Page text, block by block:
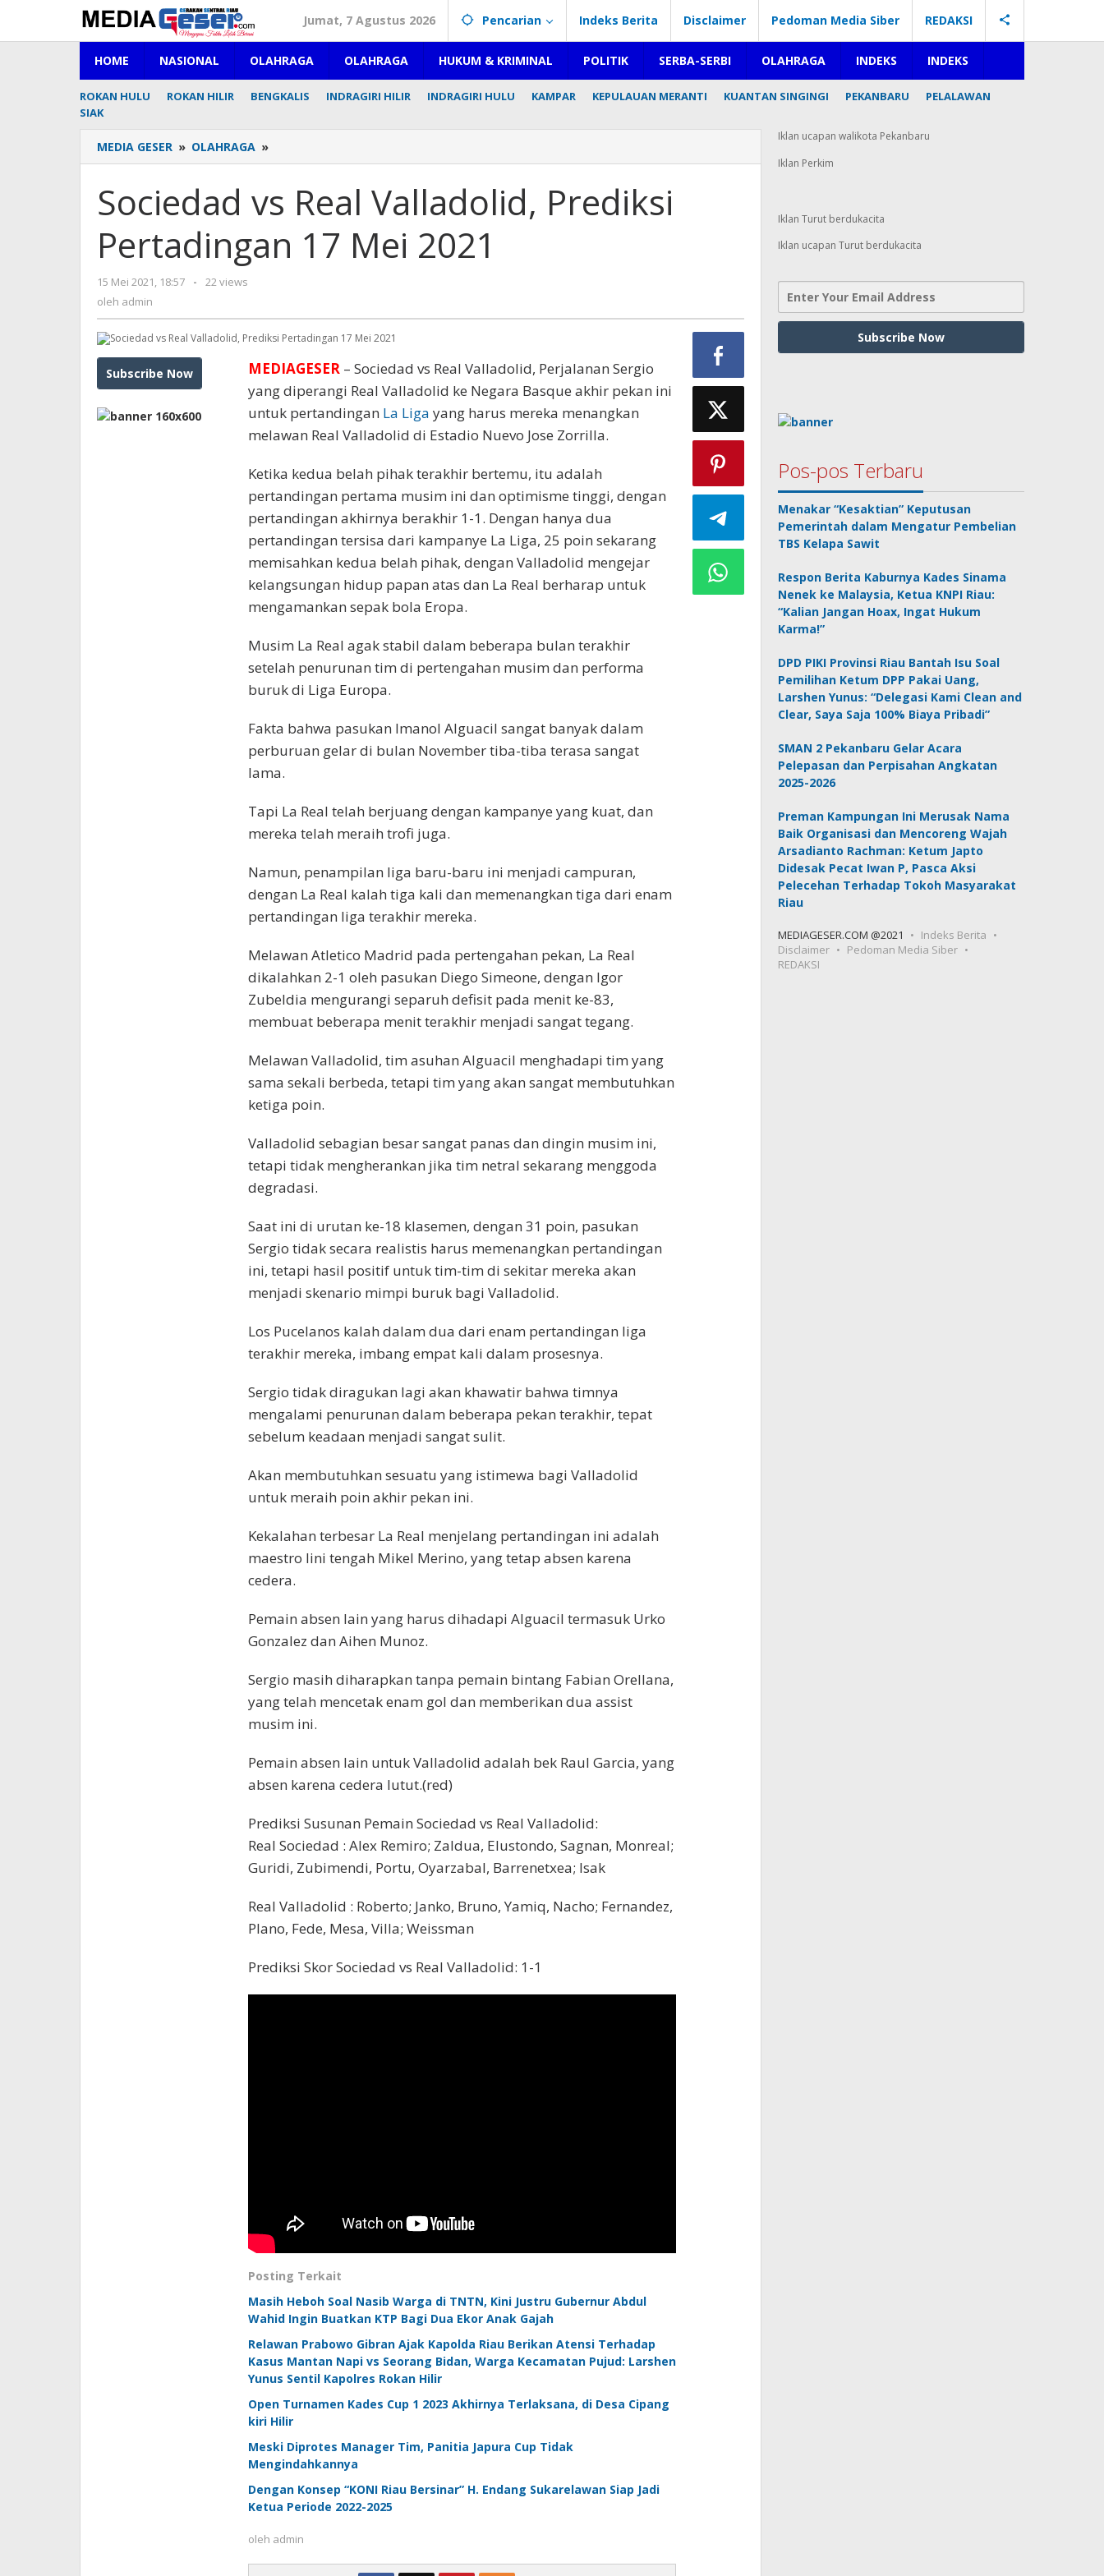
konten
Jumat, 7 Agustus 2026 Pencarian Indeks Berita Disclaimer Pedoman Media Siber REDAKSI
HOME NASIONAL OLAHRAGA OLAHRAGA HUKUM & KRIMINAL POLITIK SERBA-SERBI OLAHRAGA INDEKS INDEKS
ROKAN HULU ROKAN HILIR BENGKALIS INDRAGIRI HILIR INDRAGIRI HULU KAMPAR KEPULAUAN MERANTI KUANTAN SINGINGI PEKANBARU
PELALAWAN
SIAK
MEDIA GESER » OLAHRAGA »
vs
Valladolid,
Prediksi
Pertadingan
17
Sociedad vs Real Valladolid, Prediksi
Pertadingan 17 Mei 2021
15 Mei 2021, 18:57
oleh
-
22 views
oleh admin
MEDIAGESER– Sociedad vs Real Valladolid, Perjalanan Sergio
yang diperangi Real Valladolid ke Negara Basque akhir pekan ini
untuk pertandingan La Liga yang harus mereka menangkan
melawan Real Valladolid di Estadio Nuevo Jose Zorrilla.
Ketika kedua belah pihak terakhir bertemu, itu adalah
pertandingan pertama musim ini dan optimisme tinggi, dengan
pertandingan akhirnya berakhir 1-1. Dengan hanya dua
pertandingan tersisa dari kampanye La Liga, 25 poin sekarang
memisahkan kedua belah pihak, dengan Valladolid mengejar
kelangsungan hidup papan atas dan La Real berharap untuk
mengamankan sepak bola Eropa.
Musim La Real agak stabil dalam beberapa bulan terakhir
setelah penurunan tim di pertengahan musim dan performa
buruk di Liga Europa.
Fakta bahwa pasukan Imanol Alguacil sangat banyak dalam
perburuan gelar di bulan November tiba-tiba terasa sangat
lama.
Tapi La Real telah berjuang dengan kampanye yang kuat, dan
mereka telah meraih trofi juga.
Namun, penampilan liga baru-baru ini menjadi campuran,
dengan La Real kalah tiga kali dan memenangkan tiga dari enam
pertandingan liga terakhir mereka.
Melawan Atletico Madrid pada pertengahan pekan, La Real
dikalahkan 2-1 oleh pasukan Diego Simeone, dengan Igor
Zubeldia mengurangi separuh defisit pada menit ke-83,
membuat beberapa menit terakhir menjadi sangat tegang.
Melawan Valladolid, tim asuhan Alguacil menghadapi tim yang
sama sekali berbeda, tetapi tim yang akan sangat membutuhkan
ketiga poin.
Valladolid sebagian besar sangat panas dan dingin musim ini,
tetapi tidak mengherankan jika tim netral sekarang menggoda
degradasi.
Saat ini di urutan ke-18 klasemen, dengan 31 poin, pasukan
Sergio tidak secara realistis harus memenangkan pertandingan
ini, tetapi hasil positif untuk tim-tim di sekitar mereka akan
menjadi skenario mimpi buruk bagi Valladolid.
Los Pucelanos kalah dalam dua dari enam pertandingan liga
terakhir mereka, imbang empat kali dalam prosesnya.
Sergio tidak diragukan lagi akan khawatir bahwa timnya
mengalami penurunan dalam beberapa pekan terakhir, tepat
sebelum keadaan menjadi sangat sulit.
Akan membutuhkan sesuatu yang istimewa bagi Valladolid
untuk meraih poin akhir pekan ini.
Kekalahan terbesar La Real menjelang pertandingan ini adalah
maestro lini tengah Mikel Merino, yang tetap absen karena
cedera.
Pemain absen lain yang harus dihadapi Alguacil termasuk Urko
Gonzalez dan Aihen Munoz.
Sergio masih diharapkan tanpa pemain bintang Fabian Orellana,
yang telah mencetak enam gol dan memberikan dua assist
musim ini.
Pemain absen lain untuk Valladolid adalah bek Raul Garcia, yang
absen karena cedera lutut.(red)
Prediksi Susunan Pemain Sociedad vs Real Valladolid:
Real Sociedad : Alex Remiro; Zaldua, Elustondo, Sagnan, Monreal;
Guridi, Zubimendi, Portu, Oyarzabal, Barrenetxea; Isak
Real Valladolid : Roberto; Janko, Bruno, Yamiq, Nacho; Fernandez,
Plano, Fede, Mesa, Villa; Weissman
Prediksi Skor Sociedad vs Real Valladolid: 1-1
Posting Terkait
Masih Heboh Soal Nasib Warga di TNTN, Kini Justru Gubernur Abdul
Wahid Ingin Buatkan KTP Bagi Dua Ekor Anak Gajah
Relawan Prabowo Gibran Ajak Kapolda Riau Berikan Atensi Terhadap
Kasus Mantan Napi vs Seorang Bidan, Warga Kecamatan Pujud: Larshen
Yunus Sentil Kapolres Rokan Hilir
Open Turnamen Kades Cup 1 2023 Akhirnya Terlaksana, di Desa Cipang
kiri Hilir
Meski Diprotes Manager Tim, Panitia Japura Cup Tidak
Mengindahkannya
Dengan Konsep “KONI Riau Bersinar” H. Endang Sukarelawan Siap Jadi
Ketua Periode 2022-2025
oleh admin
Iklan ucapan walikota Pekanbaru
Iklan Perkim
Iklan Turut berdukacita
Iklan ucapan Turut berdukacita
Pos-pos Terbaru
Menakar “Kesaktian” Keputusan
Pemerintah dalam Mengatur Pembelian
TBS Kelapa Sawit
Respon Berita Kaburnya Kades Sinama
Nenek ke Malaysia, Ketua KNPI Riau:
“Kalian Jangan Hoax, Ingat Hukum
Karma!”
DPD PIKI Provinsi Riau Bantah Isu Soal
Pemilihan Ketum DPP Pakai Uang,
Larshen Yunus: “Delegasi Kami Clean and
Clear, Saya Saja 100% Biaya Pribadi”
SMAN 2 Pekanbaru Gelar Acara
Pelepasan dan Perpisahan Angkatan
2025-2026
Preman Kampungan Ini Merusak Nama
Baik Organisasi dan Mencoreng Wajah
Arsadianto Rachman: Ketum Japto
Didesak Pecat Iwan P, Pasca Aksi
Pelecehan Terhadap Tokoh Masyarakat
Riau
MEDIAGESER.COM @2021
Indeks Berita
Disclaimer
Pedoman Media Siber
REDAKSI